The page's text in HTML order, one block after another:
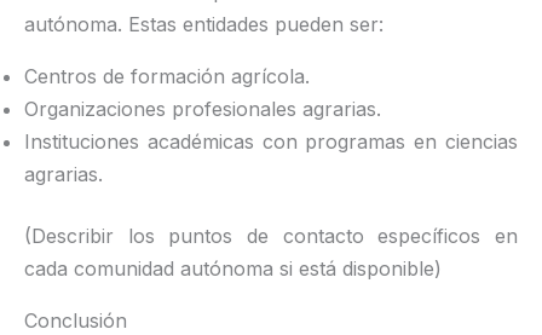
autónoma. Estas entidades pueden ser:
Centros de formación agrícola.
Organizaciones profesionales agrarias.
Instituciones académicas con programas en ciencias
agrarias.
(Describir los puntos de contacto específicos en
cada comunidad autónoma si está disponible)
Conclusión